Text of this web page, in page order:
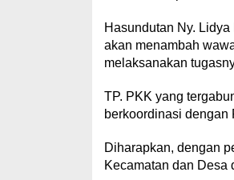
Hasundutan Ny.
akan menambah
melaksanakan
TP. PKK yang
berkoordinasi dengan
Diharapkan, dengan
Kecamatan dan